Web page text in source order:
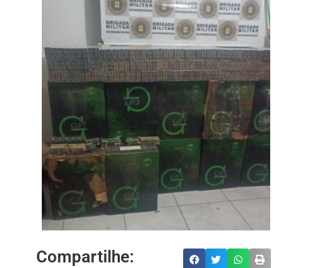
Compartilhe: